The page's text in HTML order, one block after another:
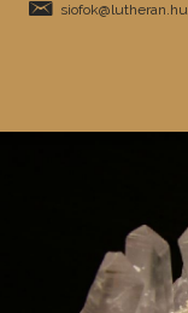
siofok@lutheran.hu